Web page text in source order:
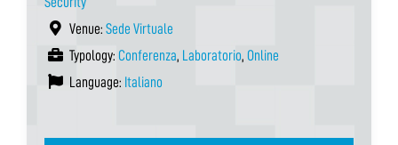
Venue: Sede Virtuale
Typology: Conferenza, Laboratorio, Online
Language: Italiano